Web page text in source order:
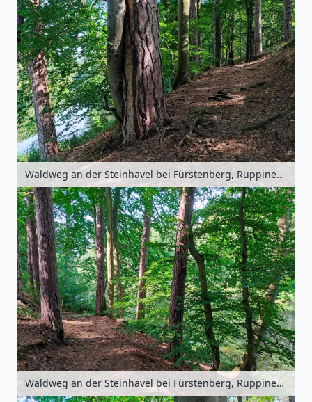
Waldweg an der Steinhavel bei Fürstenberg, Ruppiner Seenland, Brandenburg, Deutschland
Waldweg an der Steinhavel bei Fürstenberg, Ruppiner Seenland, Brandenburg, Deutschland